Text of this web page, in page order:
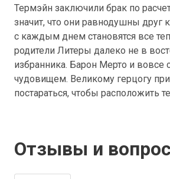
Термэйн заключили брак по
значит, что они равнодушны друг
с каждым днем становятся все
родители Литеры далеко не в
избранника. Барон Мерто и вовсе
чудовищем. Великому герцогу
постараться, чтобы расположить
Отзывы и